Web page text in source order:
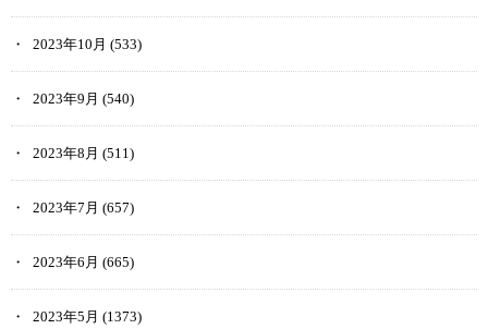
2023年10月 (533)
2023年9月 (540)
2023年8月 (511)
2023年7月 (657)
2023年6月 (665)
2023年5月 (1373)